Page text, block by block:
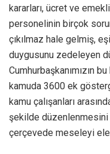
kararları, ücret ve
personelinin birçok
çıkılmaz hale gelmiş,
duygusunu zedeleyen
Cumhurbaşkanımızın
kamuda 3600 ek
kamu çalışanları
şekilde düzenlenmesini
çerçevede meseleyi ele